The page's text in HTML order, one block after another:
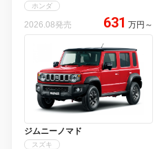
ホンダ
2026.08発売 631 万円 ～
ジムニーノマド
スズキ